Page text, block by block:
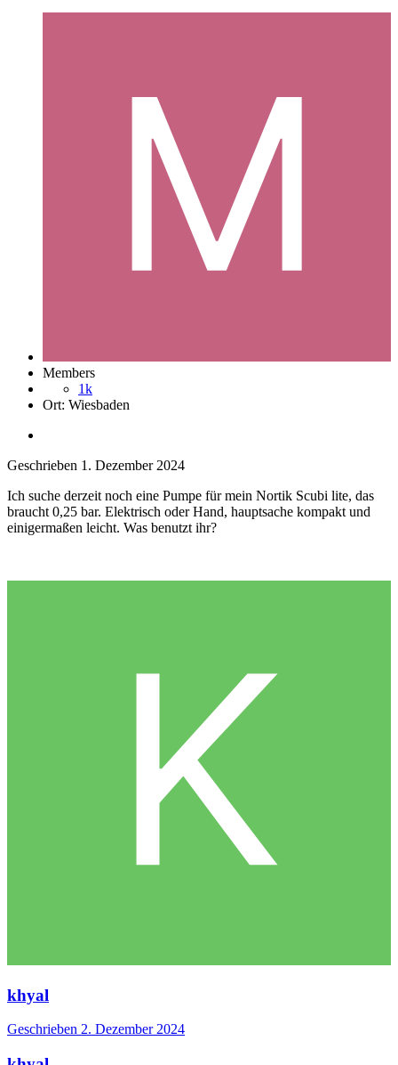
Members
1k
Ort: Wiesbaden
Geschrieben 1. Dezember 2024
Ich suche derzeit noch eine Pumpe für mein Nortik Scubi lite, das
braucht 0,25 bar. Elektrisch oder Hand, hauptsache kompakt und
einigermaßen leicht. Was benutzt ihr?
khyal
Geschrieben 2. Dezember 2024